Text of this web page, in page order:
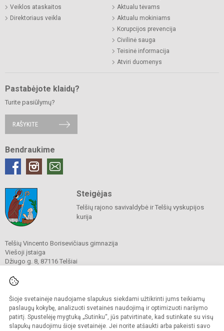
Šioje svetainėje naudojame slapukus siekdami užtikrinti jums teikiamų
paslaugų kokybę, analizuoti svetainės naudojimą ir optimizuoti naršymo
patirtį. Spustelėję mygtuką „Sutinku“, jūs patvirtinate, kad sutinkate su visų
slapukų naudojimu šioje svetainėje. Jei norite atšaukti arba pakeisti savo
Veiklos ataskaitos
Direktoriaus veikla
Aktualu tėvams
Aktualu mokiniams
Korupcijos prevencija
Civilinė sauga
Teisinė informacija
Atviri duomenys
Pastabėjote klaidų?
Turite pasiūlymų?
RAŠYKITE
Bendraukime
Steigėjas
Telšių rajono savivaldybė ir Telšių vyskupijos
kurija
Telšių Vincento Borisevičiaus gimnazija
Viešoji įstaiga
Džiugo g. 8, 87116 Telšiai
El. p.
Duomenys kaupiami ir saugomi
Juridinių asmenų registre
Įmonės kodas 190556414